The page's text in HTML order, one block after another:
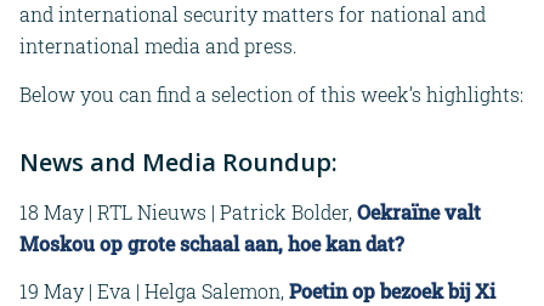
and international security matters for national and
international media and press.
Below you can find a selection of this week’s highlights:
News and Media Roundup:
18 May | RTL Nieuws | Patrick Bolder,Oekraïne valt
Moskou op grote schaal aan, hoe kan dat?
19 May | Eva | Helga Salemon,Poetin op bezoek bij Xi